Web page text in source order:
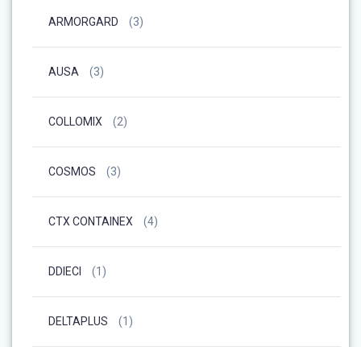
ARMORGARD (3)
AUSA (3)
COLLOMIX (2)
COSMOS (3)
CTX CONTAINEX (4)
DDIECI (1)
DELTAPLUS (1)